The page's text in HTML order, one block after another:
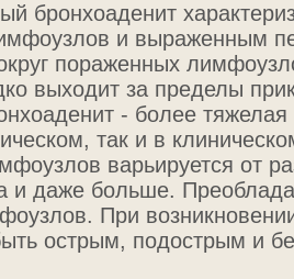
бронхоаденит
и выраженным
пораженных
выходит за пределы
- более
так и в
варьируется от
и даже больше.
При
острым, подострым и